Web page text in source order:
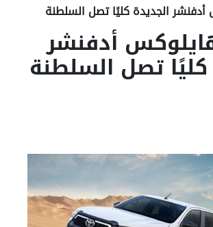
الجديدة كليًا تصل السلطنة
أدفنشر
كليًا تصل السلطنة